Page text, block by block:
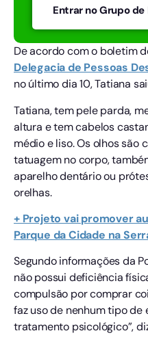
Entrar no Grupo
De acordo com o boletim
Delegacia de Pessoas
no último dia 10, Tatiana
Tatiana, tem pele parda,
altura e tem cabelos
médio e liso. Os olhos são
tatuagem no corpo,
aparelho dentário ou
orelhas.
+ Projeto vai promover
Parque da Cidade na
Segundo informações da
não possui deficiência
compulsão por comprar
faz uso de nenhum tipo
tratamento psicológico”,